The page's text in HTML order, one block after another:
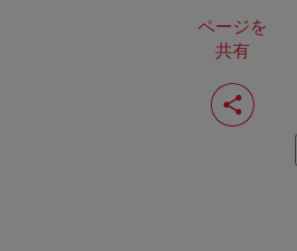
ページを
共有
ペ
ー
ジ